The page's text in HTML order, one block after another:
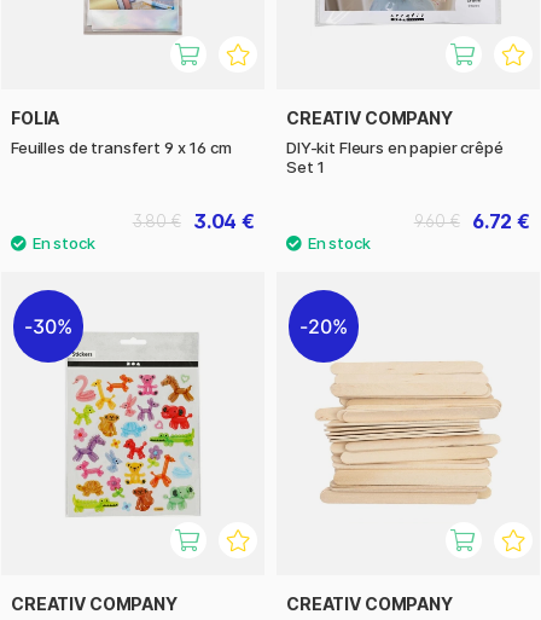
FOLIA
Feuilles de transfert 9 x 16 cm
3.04 €
3.80 €
CREATIV COMPANY
DIY-kit Fleurs en papier crêpé
Set 1
6.72 €
9.60 €
30%
CREATIV COMPANY
20%
CREATIV COMPANY